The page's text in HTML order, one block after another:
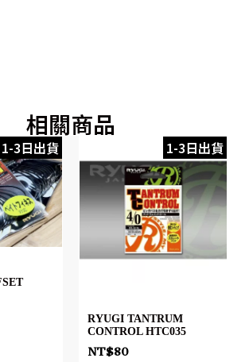
相關商品
1-3日出貨 1-3日出貨
RYUGI TANTRUM
CONTROL HTC035
NT$80